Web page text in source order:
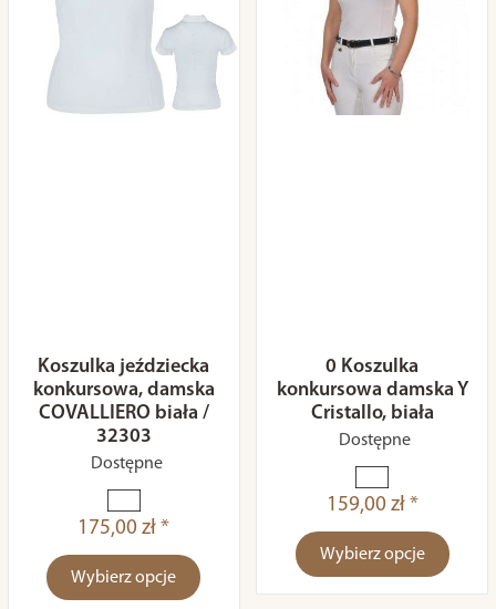
Koszulka jeździecka
konkursowa, damska
COVALLIERO biała /
32303
Dostępne
175,00 zł *
Wybierz opcje
0 Koszulka
konkursowa damska Y
Cristallo, biała
Dostępne
159,00 zł *
Wybierz opcje